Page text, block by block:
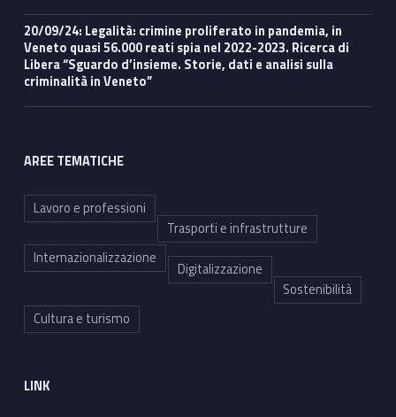
20/09/24: Legalità: crimine proliferato in pandemia, in
Veneto quasi 56.000 reati spia nel 2022-2023. Ricerca di
Libera “Sguardo d’insieme. Storie, dati e analisi sulla
criminalità in Veneto”
AREE TEMATICHE
Lavoro e professioni
Trasporti e infrastrutture
Internazionalizzazione
Digitalizzazione
Sostenibilità
Cultura e turismo
LINK